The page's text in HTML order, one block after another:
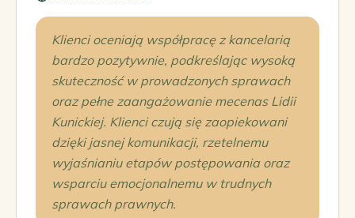
Klienci oceniają współpracę z kancelarią
bardzo pozytywnie, podkreślając wysoką
skuteczność w prowadzonych sprawach
oraz pełne zaangażowanie mecenas Lidii
Kunickiej. Klienci czują się zaopiekowani
dzięki jasnej komunikacji, rzetelnemu
wyjaśnianiu etapów postępowania oraz
wsparciu emocjonalnemu w trudnych
sprawach prawnych.